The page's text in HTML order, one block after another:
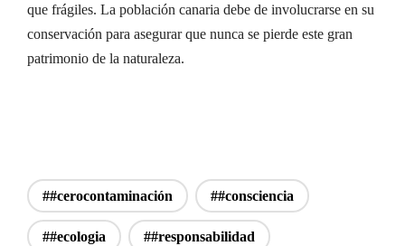
que frágiles. La población canaria debe de involucrarse en su
conservación para asegurar que nunca se pierde este gran
patrimonio de la naturaleza.
##cerocontaminación ##consciencia
##ecologia ##responsabilidad